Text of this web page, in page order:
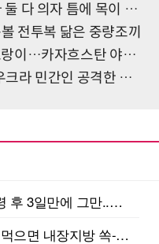
자 틈에 목이 낀 순간
전투복 닮은 중량조끼
자흐스탄 야생에 풀렸다
인 공격한 러 자폭 드론